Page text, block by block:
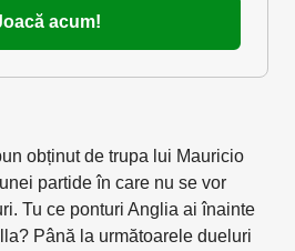
acum!
obținut de trupa lui Mauricio
partide în care nu se vor
Tu ce ponturi Anglia ai înainte
Până la următoarele dueluri